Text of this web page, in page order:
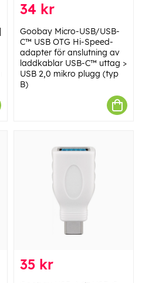
34 kr
Goobay Micro-USB/USB-
C™ USB OTG Hi-Speed-
adapter för anslutning av
laddkablar USB-C™ uttag >
USB 2,0 mikro plugg (typ
B)
35 kr